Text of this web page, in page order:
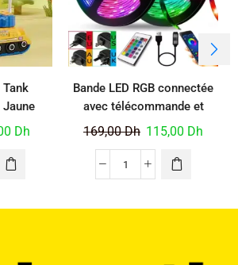
Dh
Bande LED RGB connectée
avec télécommande et
application – 10 mètres
169,00Dh 115,00 Dh